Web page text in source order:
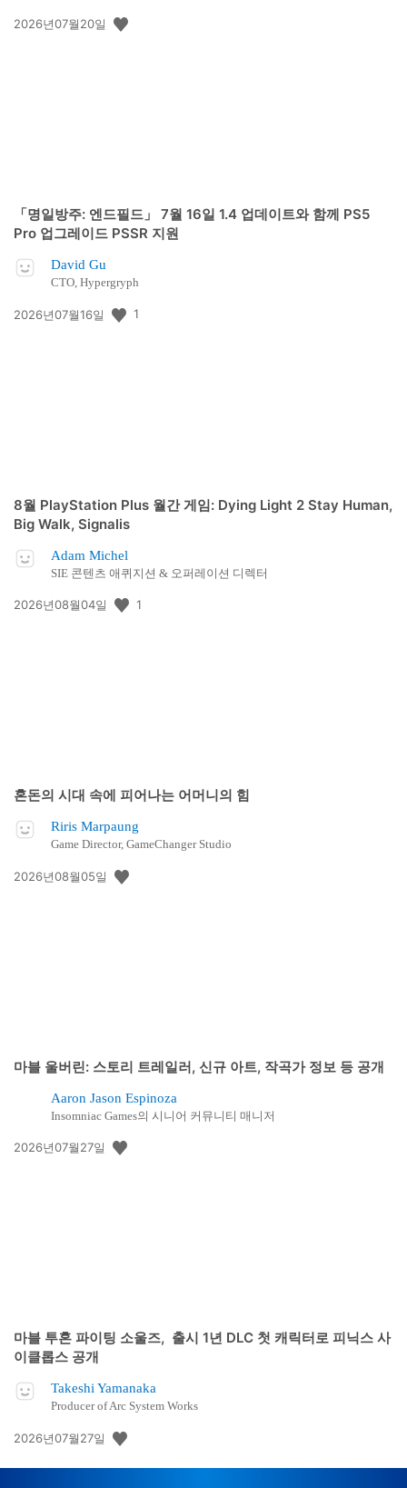
공
2026년07월20일
「명일방주: 엔드필드」 7월 16일 1.4 업데이트와 함께 PS5
Pro 업그레이드 PSSR 지원
David Gu
CTO, Hypergryph
공
2026년07월16일 1
8월 PlayStation Plus 월간 게임: Dying Light 2 Stay Human,
Big Walk, Signalis
Adam Michel
SIE 콘텐츠 애퀴지션 & 오퍼레이션 디렉터
공
2026년08월04일 1
혼돈의 시대 속에 피어나는 어머니의 힘
Riris Marpaung
Game Director, GameChanger Studio
공
2026년08월05일
마블 울버린: 스토리 트레일러, 신규 아트, 작곡가 정보 등 공개
Aaron Jason Espinoza
Insomniac Games의 시니어 커뮤니티 매니저
공
2026년07월27일
마블 투혼 파이팅 소울즈, 출시 1년 DLC 첫 캐릭터로 피닉스 사
이클롭스 공개
Takeshi Yamanaka
Producer of Arc System Works
공
일:
2026년07월27일